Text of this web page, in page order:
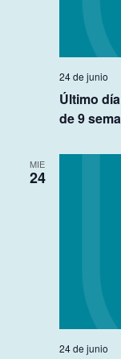
24 de junio
Último
de 9
MIE
24
24 de junio